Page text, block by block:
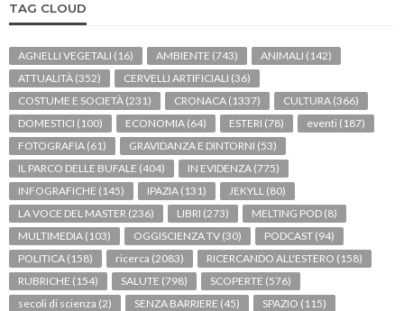
TAG CLOUD
AGNELLI VEGETALI (16) AMBIENTE (743) ANIMALI (142)
ATTUALITÀ (352) CERVELLI ARTIFICIALI (36)
COSTUME E SOCIETÀ (231) CRONACA (1337) CULTURA (366)
DOMESTICI (100) ECONOMIA (64) ESTERI (78) eventi (187)
FOTOGRAFIA (61) GRAVIDANZA E DINTORNI (53)
IL PARCO DELLE BUFALE (404) IN EVIDENZA (775)
INFOGRAFICHE (145) IPAZIA (131) JEKYLL (80)
LA VOCE DEL MASTER (236) LIBRI (273) MELTING POD (8)
MULTIMEDIA (103) OGGISCIENZA TV (30) PODCAST (94)
POLITICA (158) ricerca (2083) RICERCANDO ALL'ESTERO (158)
RUBRICHE (154) SALUTE (798) SCOPERTE (576)
secoli di scienza (2) SENZA BARRIERE (45) SPAZIO (115)